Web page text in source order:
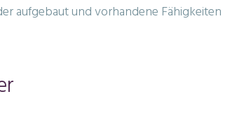
aufgebaut und vorhandene Fähigkeiten